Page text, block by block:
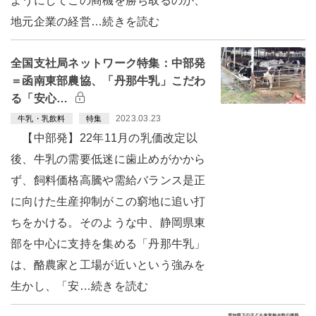
地元企業の経営…続きを読む
全国支社局ネットワーク特集：中部発
＝函南東部農協、「丹那牛乳」こだわ
る「安心…
牛乳・乳飲料 特集 2023.03.23
【中部発】22年11月の乳価改定以
後、牛乳の需要低迷に歯止めがかから
ず、飼料価格高騰や需給バランス是正
に向けた生産抑制がこの窮地に追い打
ちをかける。そのような中、静岡県東
部を中心に支持を集める「丹那牛乳」
は、酪農家と工場が近いという強みを
生かし、「安…続きを読む